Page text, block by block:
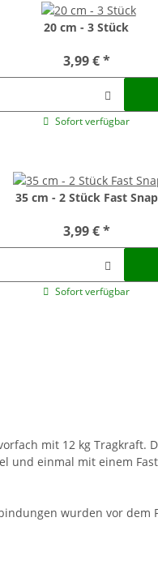
20 cm - 3 Stück
3,99 €*
Sofort verfügbar
35 cm - 2 Stück Fast Snap
3,99 €*
Sofort verfügbar
mit 12 kg Tragkraft.
und einmal mit einem
wurden vor dem